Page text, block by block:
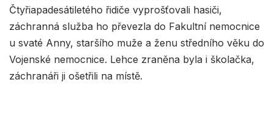
Čtyřiapadesátiletého řidiče vyprošťovali hasiči,
záchranná služba ho převezla do Fakultní nemocnice
u svaté Anny, staršího muže a ženu středního věku do
Vojenské nemocnice. Lehce zraněna byla i školačka,
záchranáři ji ošetřili na místě.